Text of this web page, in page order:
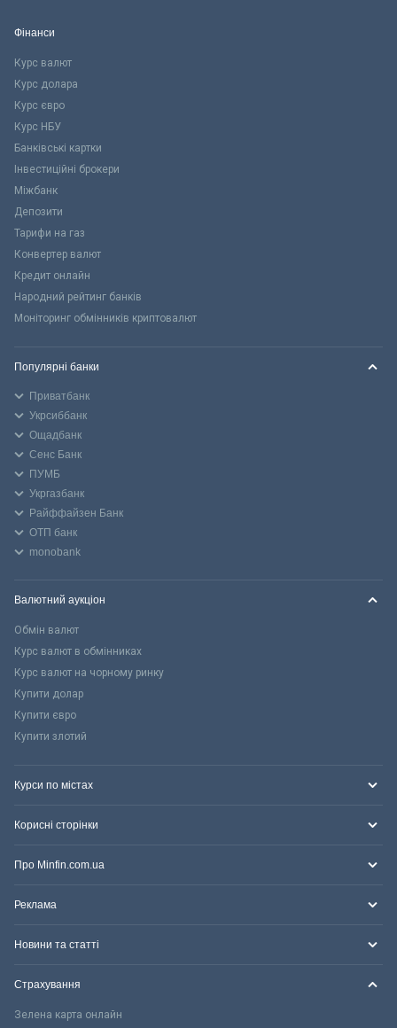
Фінанси
Курс валют
Курс долара
Курс євро
Курс НБУ
Банківські картки
Інвестиційні брокери
Міжбанк
Депозити
Тарифи на газ
Конвертер валют
Кредит онлайн
Народний рейтинг банків
Моніторинг обмінників криптовалют
Популярні банки
Приватбанк
Укрсиббанк
Ощадбанк
Сенс Банк
ПУМБ
Укргазбанк
Райффайзен Банк
ОТП банк
monobank
Валютний аукціон
Обмін валют
Курс валют в обмінниках
Курс валют на чорному ринку
Купити долар
Купити євро
Купити злотий
Курси по містах
Корисні сторінки
Про Minfin.com.ua
Реклама
Новини та статті
Страхування
Зелена карта онлайн